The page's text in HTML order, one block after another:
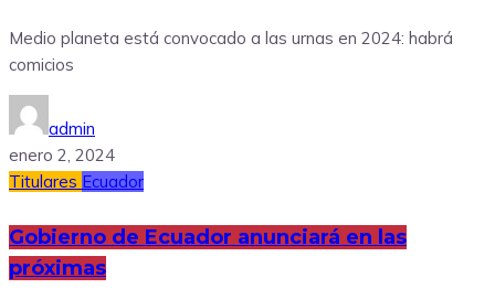
Medio planeta está convocado a las urnas en 2024: habrá
comicios
admin
enero 2, 2024
Titulares Ecuador
Gobierno de Ecuador anunciará en las
próximas